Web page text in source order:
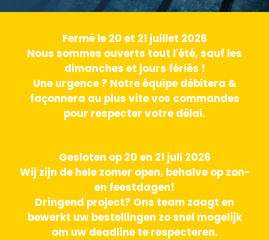
Fermé le 20 et 21 juillet 2026
Nous sommes ouverts tout l'été, sauf les
dimanches et jours fériés !
Une urgence ? Notre équipe débitera &
façonnera au plus vite vos commandes
pour respecter votre délai.
Gesloten op 20 en 21 juli 2026
Wij zijn de hele zomer open, behalve op zon-
en feestdagen!
Dringend project? Ons team zaagt en
bewerkt uw bestellingen zo snel mogelijk
om uw deadline te respecteren.